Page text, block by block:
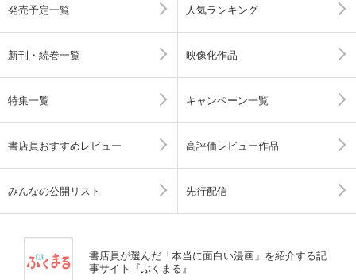
発売予定一覧 人気ランキング
新刊・続巻一覧 映像化作品
特集一覧 キャンペーン一覧
書店員おすすめレビュー 高評価レビュー作品
みんなの公開リスト 先行配信
書店員が選んだ「本当に面白い漫画」を紹介する記
事サイト『ぶくまる』